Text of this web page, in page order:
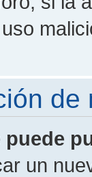
de
puede
un